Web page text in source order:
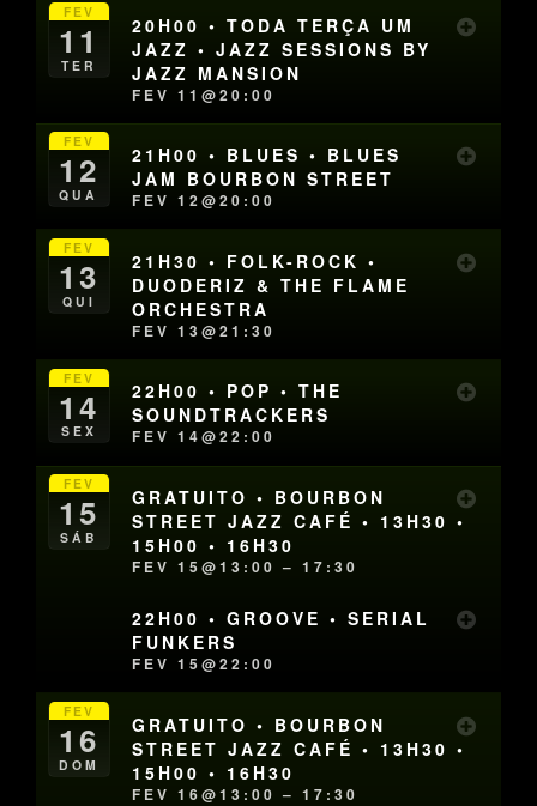
FEV
11
TER
20H00 • TODA TERÇA UM
JAZZ • JAZZ SESSIONS BY
JAZZ MANSION
FEV 11@20:00
FEV
12
QUA
21H00 • BLUES • BLUES
JAM BOURBON STREET
FEV 12@20:00
FEV
13
QUI
21H30 • FOLK-ROCK •
DUODERIZ & THE FLAME
ORCHESTRA
FEV 13@21:30
FEV
14
SEX
22H00 • POP • THE
SOUNDTRACKERS
FEV 14@22:00
FEV
15
SÁB
GRATUITO • BOURBON
STREET JAZZ CAFÉ • 13H30 •
15H00 • 16H30
FEV 15@13:00 – 17:30
22H00 • GROOVE • SERIAL
FUNKERS
FEV 15@22:00
FEV
16
DOM
GRATUITO • BOURBON
STREET JAZZ CAFÉ • 13H30 •
15H00 • 16H30
FEV 16@13:00 – 17:30